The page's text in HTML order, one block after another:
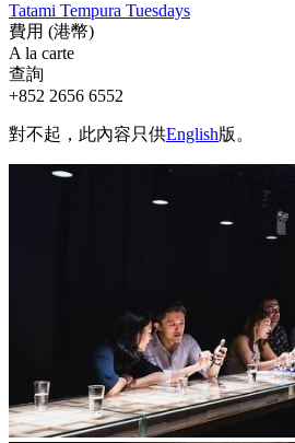
Tatami Tempura Tuesdays
費用 (港幣)
A la carte
查詢
+852 2656 6552
對不起，此內容只供English版。